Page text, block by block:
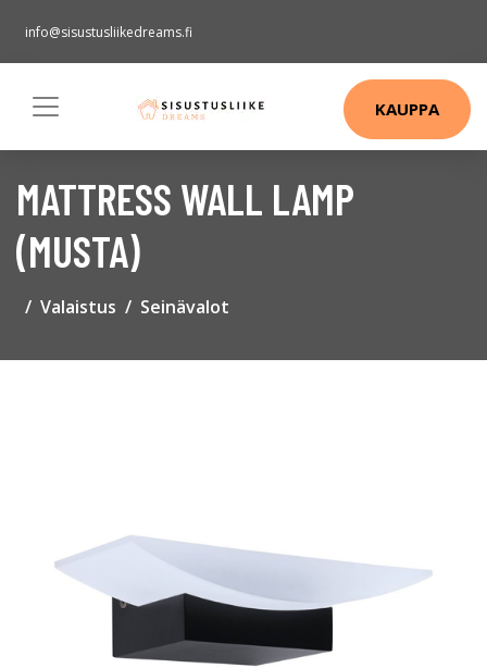
info@sisustusliikedreams.fi
KAUPPA
MATTRESS WALL LAMP
(MUSTA)
Valaistus Seinävalot